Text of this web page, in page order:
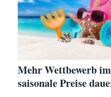
Mehr Wettbewerb
saisonale Preise